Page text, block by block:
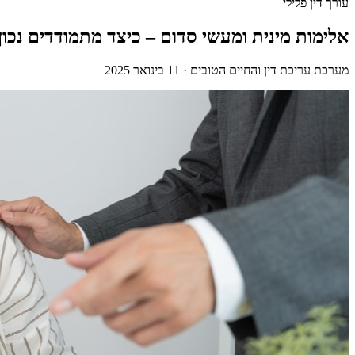
עורך דין פלילי
אלימות מינית ומעשי סדום – כיצד מתמודדים
מערכת עריכת דין והחיים הטובים · 11 בינואר 2025